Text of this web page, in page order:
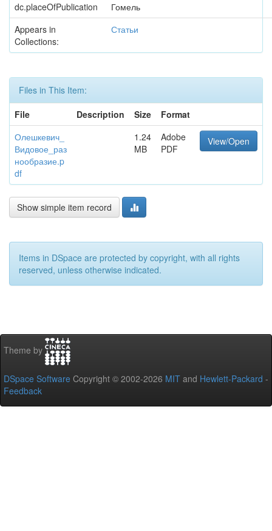
dc.placeOfPublication
Гомель
Appears in
Collections:
Статьи
Files in This Item:
File
Description Size
Format
Олешкевич_
Видовое_раз
нообразие.p
df
1.24
MB
Adobe
PDF
View/Open
Show simple item record
Items in DSpace are protected by copyright, with all rights
reserved, unless otherwise indicated.
Theme by
DSpace Software Copyright © 2002-2026 MIT and Hewlett-Packard -
Feedback